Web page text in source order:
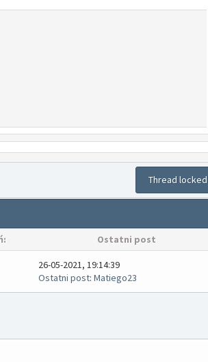
Thread locked
Ostatni post
26-05-2021, 19:14:39
Ostatni post: Matiego23